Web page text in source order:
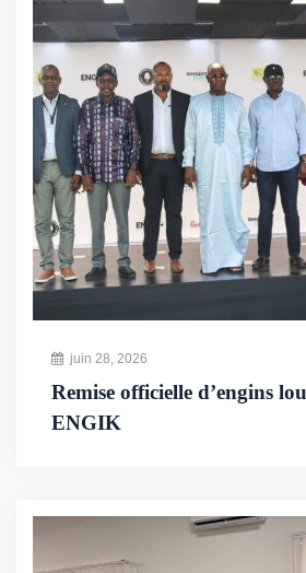
juin 28, 2026
Remise officielle d’engins
ENGIK